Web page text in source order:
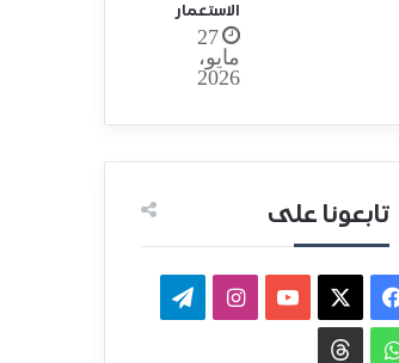
الاستعمار
27
مايو،
2026
تابعونا على